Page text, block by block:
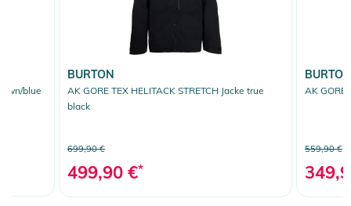
blue
BURTON
AK GORE TEX HELITACK STRETCH Jacke true
black
699,90 €
499,90 €*
BURTON
AK GORE
559,90 €